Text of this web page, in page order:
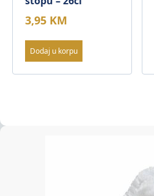
3,95 KM
Dodaj u korpu